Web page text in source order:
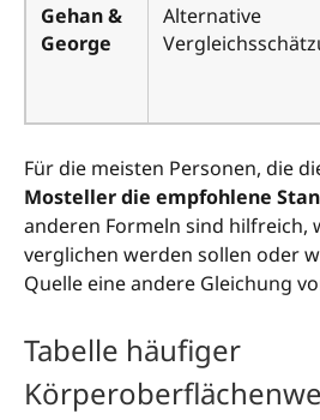
Gehan &
George
Alternative
Für die meisten Personen, die
Mosteller die empfohlene
anderen Formeln sind hilfreich,
verglichen werden sollen oder
Quelle eine andere Gleichung
Tabelle häufiger